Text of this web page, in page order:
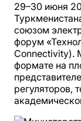
29–30 июня
союзом
форум
Connectivity).
формате на
регуляторов,